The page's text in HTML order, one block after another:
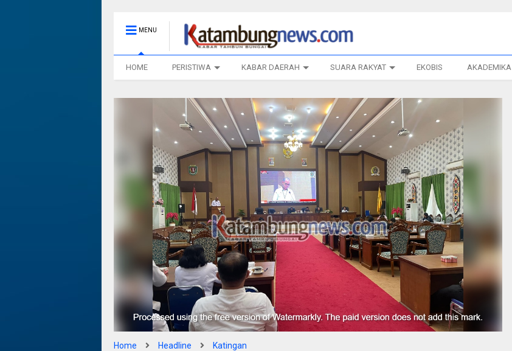
MENU
HOME PERISTIWA KABAR DAERAH SUARA RAKYAT EKOBIS AKADEMIKA
Home Headline Katingan